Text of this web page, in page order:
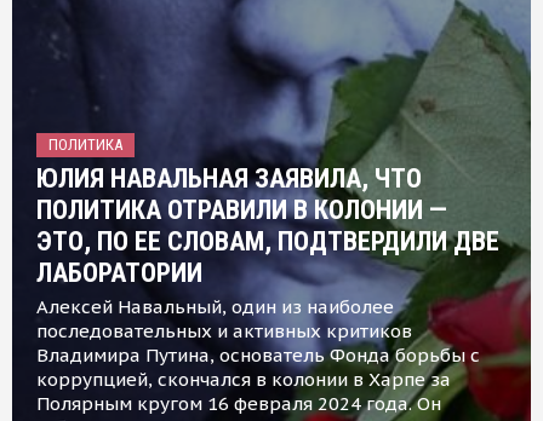
ПОЛИТИКА
ЮЛИЯ НАВАЛЬНАЯ ЗАЯВИЛА, ЧТО
ПОЛИТИКА ОТРАВИЛИ В КОЛОНИИ —
ЭТО, ПО ЕЕ СЛОВАМ, ПОДТВЕРДИЛИ ДВЕ
ЛАБОРАТОРИИ
Алексей Навальный, один из наиболее
последовательных и активных критиков
Владимира Путина, основатель Фонда борьбы с
коррупцией, скончался в колонии в Харпе за
Полярным кругом 16 февраля 2024 года. Он